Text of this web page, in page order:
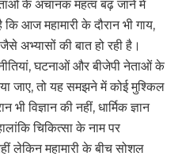
के अचानक महत्व बढ़ जाने में
कि आज महामारी के दौरान भी गाय,
अभ्यासों की बात हो रही है।
घटनाओं और बीजेपी नेताओं के
जाए, तो यह समझने में कोई मुश्किल
भी विज्ञान की नहीं, धार्मिक ज्ञान
चिकित्सा के नाम पर
लेकिन महामारी के बीच सोशल